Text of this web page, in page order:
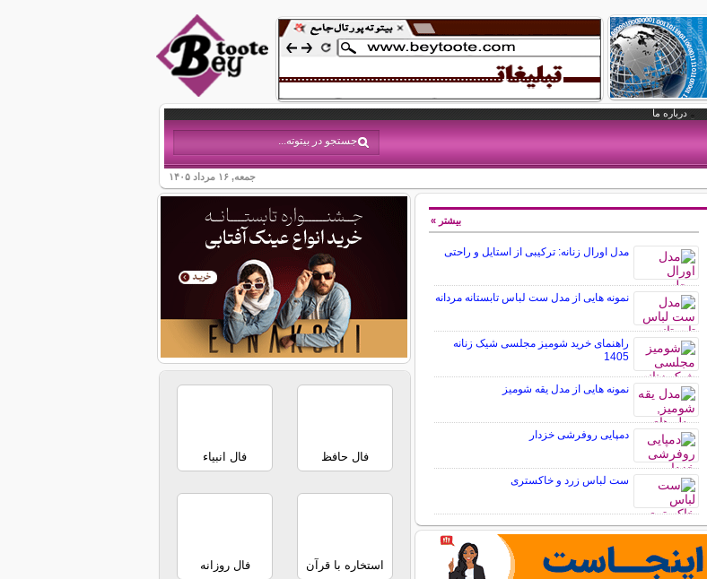
درباره ما
جمعه, ۱۶ مرداد ۱۴۰۵
مدل اورال زنانه: ترکیبی از استایل و راحتی
نمونه هایی از مدل ست لباس تابستانه مردانه
راهنمای خرید شومیز مجلسی شیک زنانه
1405
نمونه هایی از مدل یقه شومیز
دمپایی روفرشی خزدار
ست لباس زرد و خاکستری
بیشتر »
فال حافظ فال انبیاء
استخاره با قرآن فال روزانه